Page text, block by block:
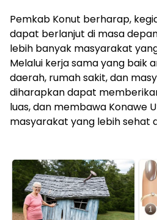
Pemkab Konut berharap,
dapat berlanjut di masa
lebih banyak masyarakat
Melalui kerja sama yang baik
daerah, rumah sakit, dan
diharapkan dapat
luas, dan membawa Konawe
masyarakat yang lebih sehat